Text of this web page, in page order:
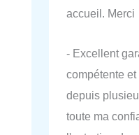
accueil. Merci
- Excellent
compétente
depuis
toute ma